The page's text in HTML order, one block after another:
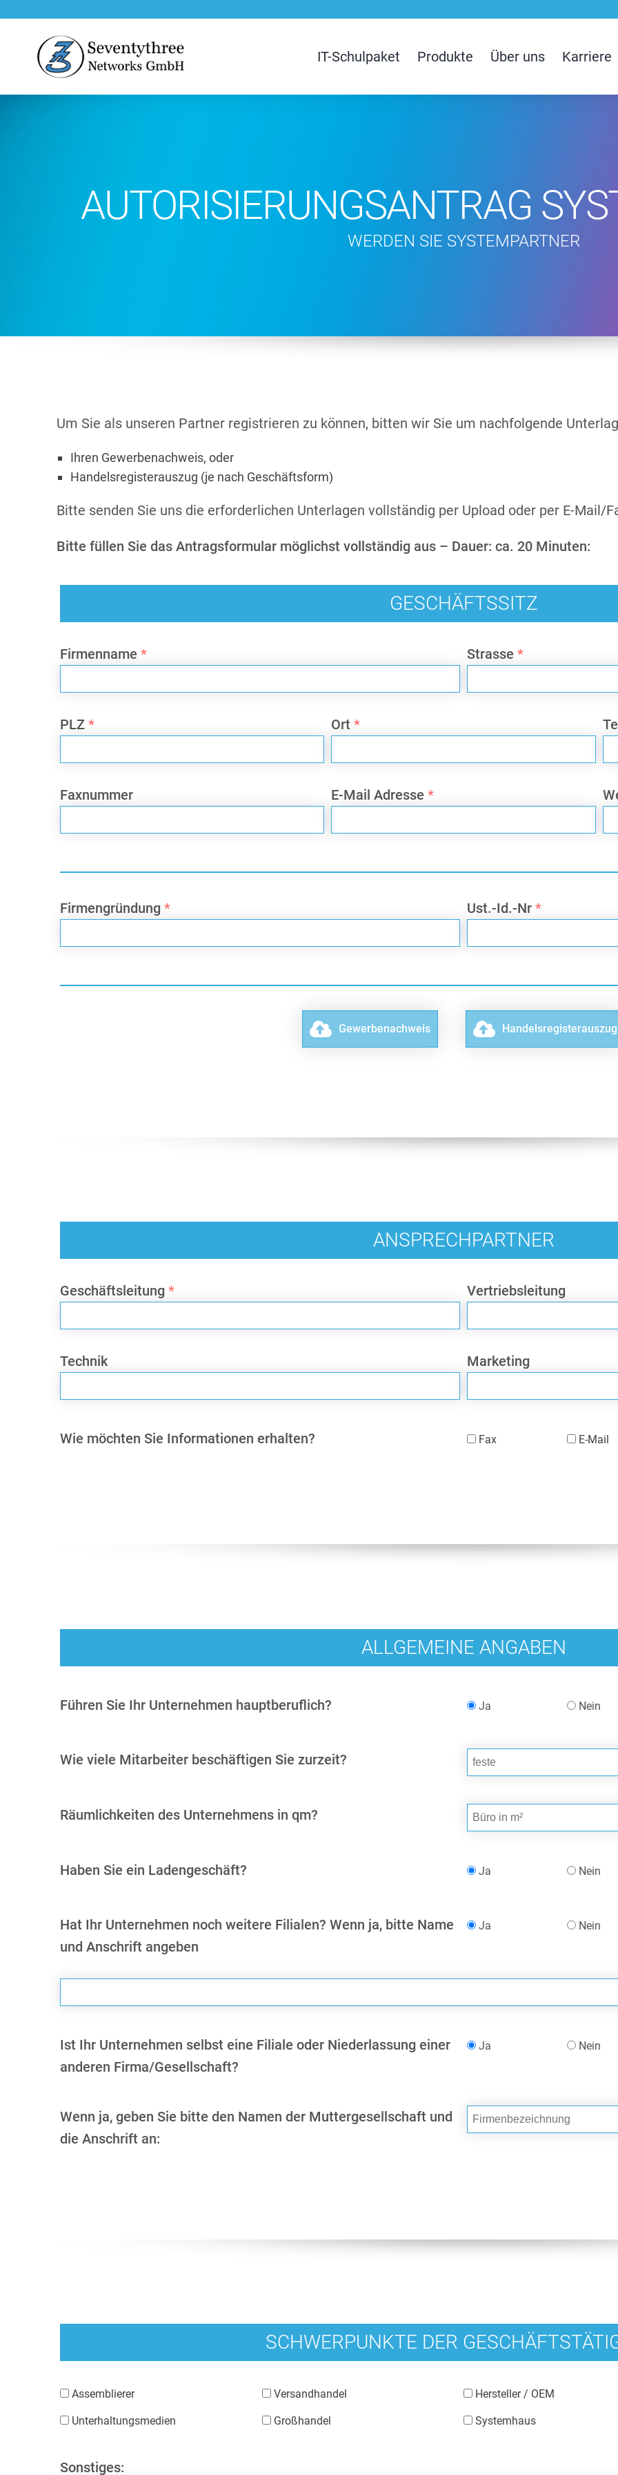
IT-Schulpaket Produkte Über uns Karriere
AUTORISIERUNGSANTRAG
WERDEN SIE SYSTEMPARTNER
Um Sie als unseren Partner registrieren zu können, bitten wir Sie um nachfolgende
Ihren Gewerbenachweis, oder
Handelsregisterauszug (je nach Geschäftsform)
Bitte senden Sie uns die erforderlichen Unterlagen vollständig per Upload oder per E-Mail/
Bitte füllen Sie das Antragsformular möglichst vollständig aus – Dauer: ca. 20 Minuten:
GESCHÄFTSSITZ
Firmenname * Strasse *
PLZ * Ort*
Faxnummer E-Mail Adresse*
Firmengründung * Ust.-Id.-Nr *
Gewerbenachweis Handelsregisterauszug
ANSPRECHPARTNER
Geschäftsleitung * Vertriebsleitung
Technik Marketing
Wie möchten Sie Informationen erhalten? Fax E-Mail
ALLGEMEINE ANGABEN
Führen Sie Ihr Unternehmen hauptberuflich? Ja Nein
Wie viele Mitarbeiter beschäftigen Sie zurzeit?
Räumlichkeiten des Unternehmens in qm?
Haben Sie ein Ladengeschäft? Ja Nein
Hat Ihr Unternehmen noch weitere Filialen? Wenn ja, bitte Name
und Anschrift angeben
Ja Nein
Ist Ihr Unternehmen selbst eine Filiale oder Niederlassung einer
anderen Firma/Gesellschaft?
Ja Nein
Wenn ja, geben Sie bitte den Namen der Muttergesellschaft und
die Anschrift an:
SCHWERPUNKTE DER
Assemblierer Versandhandel Hersteller / OEM
Unterhaltungsmedien Großhandel Systemhaus
Sonstiges: